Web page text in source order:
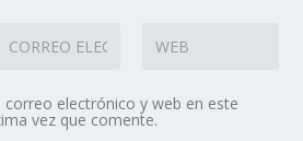
correo electrónico y web en este
vez que comente.